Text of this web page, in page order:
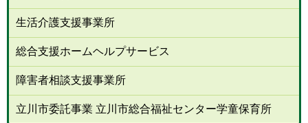
生活介護支援事業所
総合支援ホームヘルプサービス
障害者相談支援事業所
立川市委託事業 立川市総合福祉センター学童保育所